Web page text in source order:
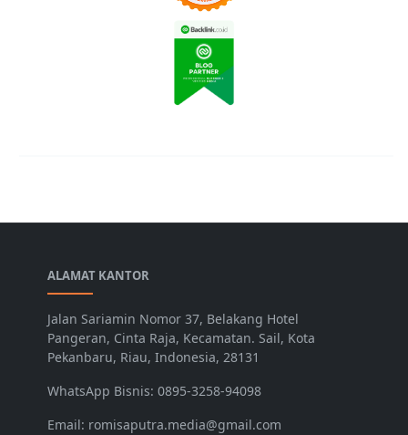
ALAMAT KANTOR
Jalan Sariamin Nomor 37, Belakang Hotel
Pangeran, Cinta Raja, Kecamatan. Sail, Kota
Pekanbaru, Riau, Indonesia, 28131
WhatsApp Bisnis: 0895-3258-94098
Email: romisaputra.media@gmail.com